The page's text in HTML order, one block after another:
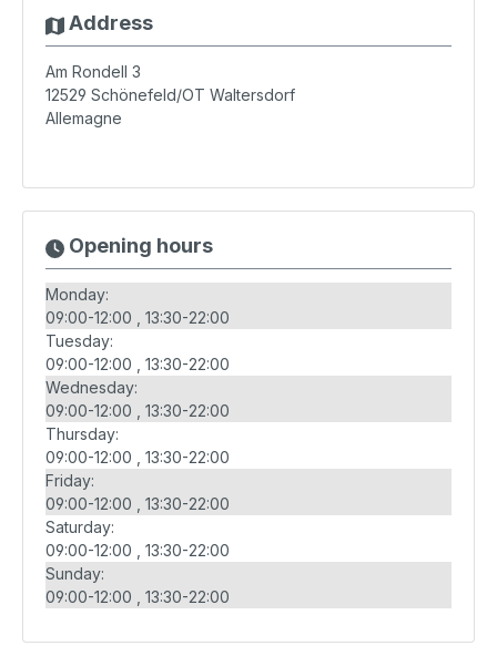
Address
Am Rondell 3
12529 Schönefeld/OT Waltersdorf
Allemagne
Opening hours
Monday:
09:00-12:00
13:30-22:00
Tuesday:
09:00-12:00
13:30-22:00
Wednesday:
09:00-12:00
13:30-22:00
Thursday:
09:00-12:00
13:30-22:00
Friday:
09:00-12:00
13:30-22:00
Saturday:
09:00-12:00
13:30-22:00
Sunday:
09:00-12:00
13:30-22:00